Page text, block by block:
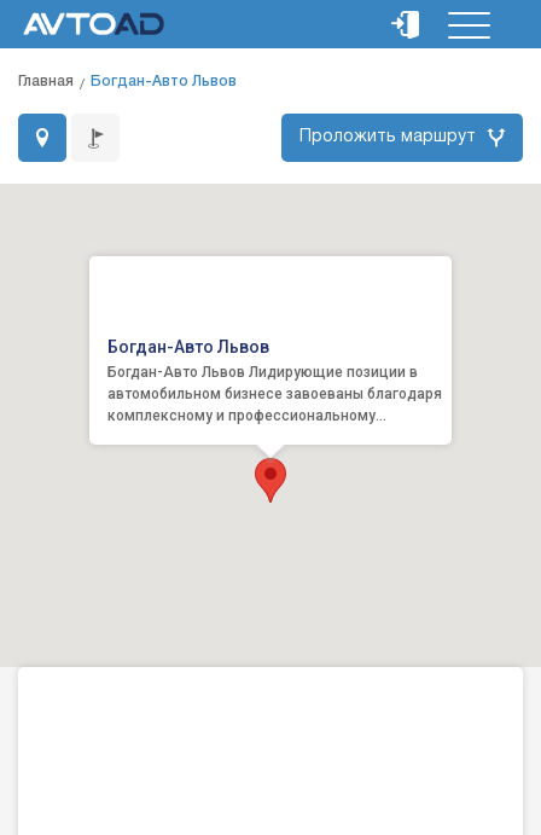
Главная Богдан-Авто Львов
Проложить маршрут
Богдан-Авто Львов
Богдан-Авто Львов Лидирующие позиции в
автомобильном бизнесе завоеваны благодаря
комплексному и профессиональному